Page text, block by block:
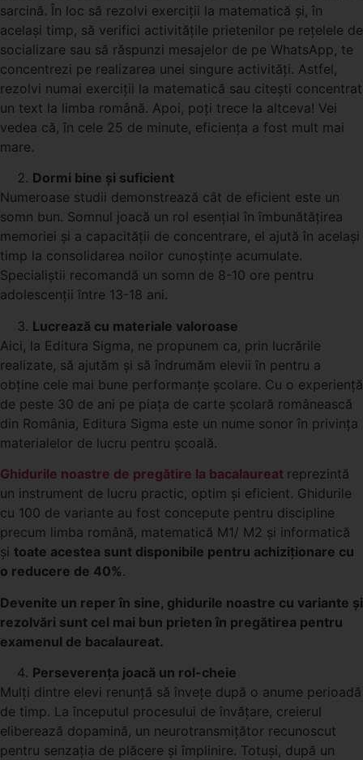
sarcină. În loc să rezolvi exerciții la matematică și, în
același timp, să verifici activitățile prietenilor pe rețelele de
socializare sau să răspunzi mesajelor de pe WhatsApp, te
concentrezi pe realizarea unei singure activități. Astfel,
rezolvi numai exerciții la matematică sau citești concentrat
un text la limba română. Apoi, poți trece la altceva! Vei
vedea că, în cele 25 de minute, eficiența a fost mult mai
mare.
Dormi bine și suficient
Numeroase studii demonstrează cât de eficient este un
somn bun. Somnul joacă un rol esențial în îmbunătățirea
memoriei și a capacității de concentrare, el ajută în același
timp la consolidarea noilor cunoștințe acumulate.
Specialiștii recomandă un somn de 8-10 ore pentru
adolescenții între 13-18 ani.
Lucrează cu materiale valoroase
Aici, la Editura Sigma, ne propunem ca, prin lucrările
realizate, să ajutăm și să îndrumăm elevii în pentru a
obține cele mai bune performanțe școlare. Cu o experiență
de peste 30 de ani pe piața de carte școlară românească
din România, Editura Sigma este un nume sonor în privința
materialelor de lucru pentru școală.
Ghidurile noastre de pregătire la bacalaureat reprezintă
un instrument de lucru practic, optim și eficient. Ghidurile
cu 100 de variante au fost concepute pentru discipline
precum limba română, matematică M1/ M2 și informatică
și toate acestea sunt disponibile pentru achiziționare cu
o reducere de 40%.
Devenite un reper în sine, ghidurile noastre cu variante și
rezolvări sunt cel mai bun prieten în pregătirea pentru
examenul de bacalaureat.
Perseverența joacă un rol-cheie
Mulți dintre elevi renunță să învețe după o anume perioadă
de timp. La începutul procesului de învățare, creierul
eliberează dopamină, un neurotransmițător recunoscut
pentru senzația de plăcere și împlinire. Totuși, după un